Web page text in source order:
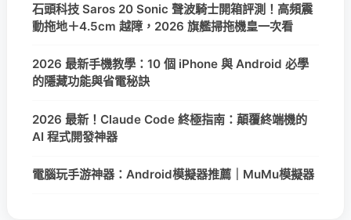
石頭科技 Saros 20 Sonic 聲波騎士開箱評測！高頻震
動拖地＋4.5cm 越障，2026 旗艦掃拖機皇一次看
2026 最新手機教學：10 個 iPhone 與 Android 必學
的隱藏功能與省電秘訣
2026 最新！Claude Code 終極指南：顛覆終端機的
AI 程式開發神器
電腦玩手游神器：Android模擬器推薦｜MuMu模擬器